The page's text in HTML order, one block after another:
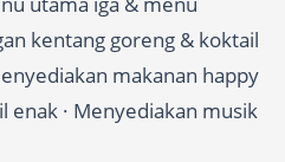
kentang goreng & koktail
makanan happy
enak · Menyediakan musik